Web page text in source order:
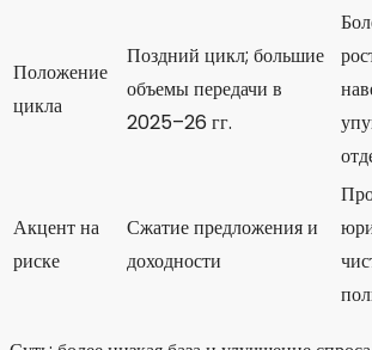
Положение
цикла
Поздний цикл; большие
объемы передачи в
2025–26 гг.
Акцент на
риске
Сжатие предложения и
доходности